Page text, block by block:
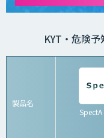
KYT・危険
製品名
SpectA